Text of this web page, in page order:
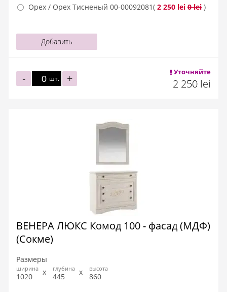
Орех / Орех Тисненый 00-00092081( 2 250 lei 0 lei )
Добавить
шт. +
- Уточняйте
2 250 lei
ВЕНЕРА ЛЮКС Комод 100 - фасад (МДФ)
(Сокме)
Размеры
ширина
1020
глубина
445
высота
860